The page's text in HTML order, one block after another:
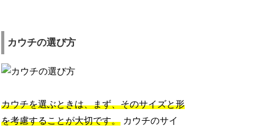
カウチの選び方
カウチを選ぶときは、まず、そのサイズと形
を考慮することが大切です。 カウチのサイ